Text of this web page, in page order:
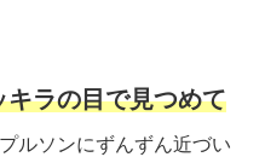
キラの目で見つめて
ルソンにずんずん近づい